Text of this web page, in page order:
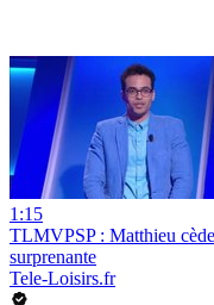
1:15
TLMVPSP : Matthieu
surprenante
Tele-Loisirs.fr